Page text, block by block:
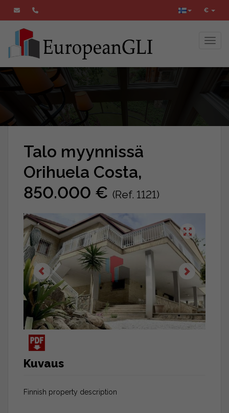
€
Talo myynnissä
Orihuela Costa,
850.000 € (Ref. 1121)
Kuvaus
Finnish property description